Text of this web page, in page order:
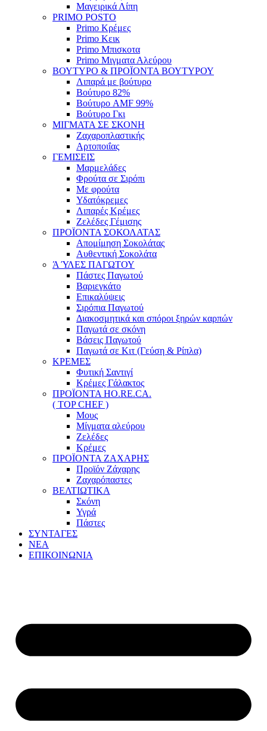
Μαγειρικά Λίπη
PRIMO POSTO
Primo Κρέμες
Primo Κεικ
Primo Μπισκοτα
Primo Μιγματα Αλεύρου
ΒΟΥΤΥΡΟ & ΠΡΟΪΟΝΤΑ ΒΟΥΤΥΡΟΥ
Λιπαρά με βούτυρο
Βούτυρο 82%
Βούτυρο AMF 99%
Βούτυρο Γκι
ΜΙΓΜΑΤΑ ΣΕ ΣΚΟΝΗ
Ζαχαροπλαστικής
Αρτοποιΐας
ΓΕΜΙΣΕΙΣ
Μαρμελάδες
Φρούτα σε Σιρόπι
Με φρούτα
Υδατόκρεμες
Λιπαρές Κρέμες
Ζελέδες Γέμισης
ΠΡΟΪΟΝΤΑ ΣΟΚΟΛΑΤΑΣ
Απομίμηση Σοκολάτας
Αυθεντική Σοκολάτα
Ά ΎΛΕΣ ΠΑΓΩΤΟΥ
Πάστες Παγωτού
Βαριεγκάτο
Επικαλύψεις
Σιρόπια Παγωτού
Διακοσμητικά και σπόροι ξηρών καρπών
Παγωτά σε σκόνη
Βάσεις Παγωτού
Παγωτά σε Κιτ (Γεύση & Ρίπλα)
ΚΡΕΜΕΣ
Φυτική Σαντιγί
Κρέμες Γάλακτος
ΠΡΟΪΟΝΤΑ HO.RE.CA.
( TOP CHEF )
Μους
Μίγματα αλεύρου
Ζελέδες
Κρέμες
ΠΡΟΪΟΝΤΑ ΖΑΧΑΡΗΣ
Προϊόν Ζάχαρης
Ζαχαρόπαστες
ΒΕΛΤΙΩΤΙΚΑ
Σκόνη
Υγρά
Πάστες
ΣΥΝΤΑΓΕΣ
ΝΕΑ
ΕΠΙΚΟΙΝΩΝΙΑ